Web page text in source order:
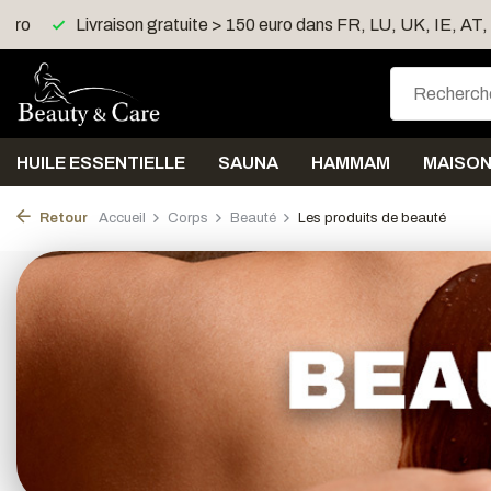
Livraison gratuite > 150 euro dans FR, LU, UK, IE,
HUILE ESSENTIELLE SAUNA HAMMAM MAISON
Retour Accueil Corps Beauté Les produits de beauté